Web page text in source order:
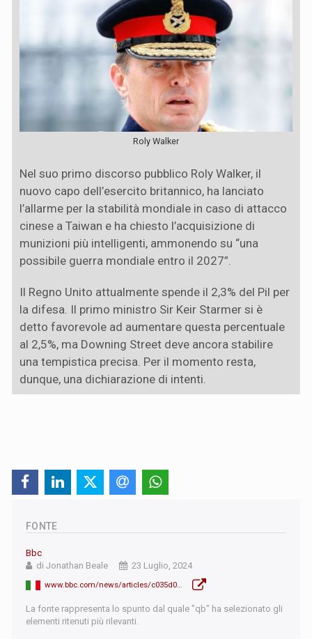
Roly Walker
Nel suo primo discorso pubblico Roly Walker, il
nuovo capo dell’esercito britannico, ha lanciato
l’allarme per la stabilità mondiale in caso di attacco
cinese a Taiwan e ha chiesto l’acquisizione di
munizioni più intelligenti, ammonendo su “una
possibile guerra mondiale entro il 2027”.
Il Regno Unito attualmente spende il 2,3% del Pil per
la difesa. Il primo ministro Sir Keir Starmer si è
detto favorevole ad aumentare questa percentuale
al 2,5%, ma Downing Street deve ancora stabilire
una tempistica precisa. Per il momento resta,
dunque, una dichiarazione di intenti.
FONTE
Bbc
di Jonathan Beale
23 Luglio, 2024
www.bbc.com/news/articles/c035d05je2jo.amp
La fonte rappresenta lo spunto dal quale "qb" ha selezionato gli
elementi ritenuti più rilevanti.